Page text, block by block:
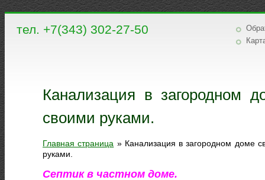
тел. +7(343) 302-27-50
Канализация в загородном
своими руками.
Главная страница »Канализация в загородном доме
руками.
Септик в частном доме.